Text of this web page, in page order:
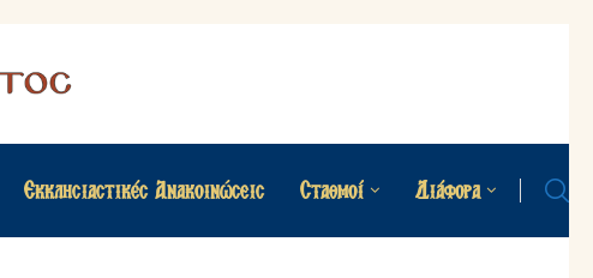
Εκκλησιαστικές Ανακοινώσεις Σταθμοί Διάφορα